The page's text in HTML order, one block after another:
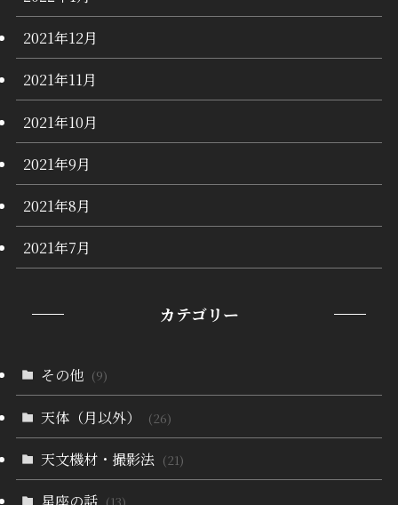
2021年12月
2021年11月
2021年10月
2021年9月
2021年8月
2021年7月
カテゴリー
その他 (9)
天体（月以外） (26)
天文機材・撮影法 (21)
星座の話